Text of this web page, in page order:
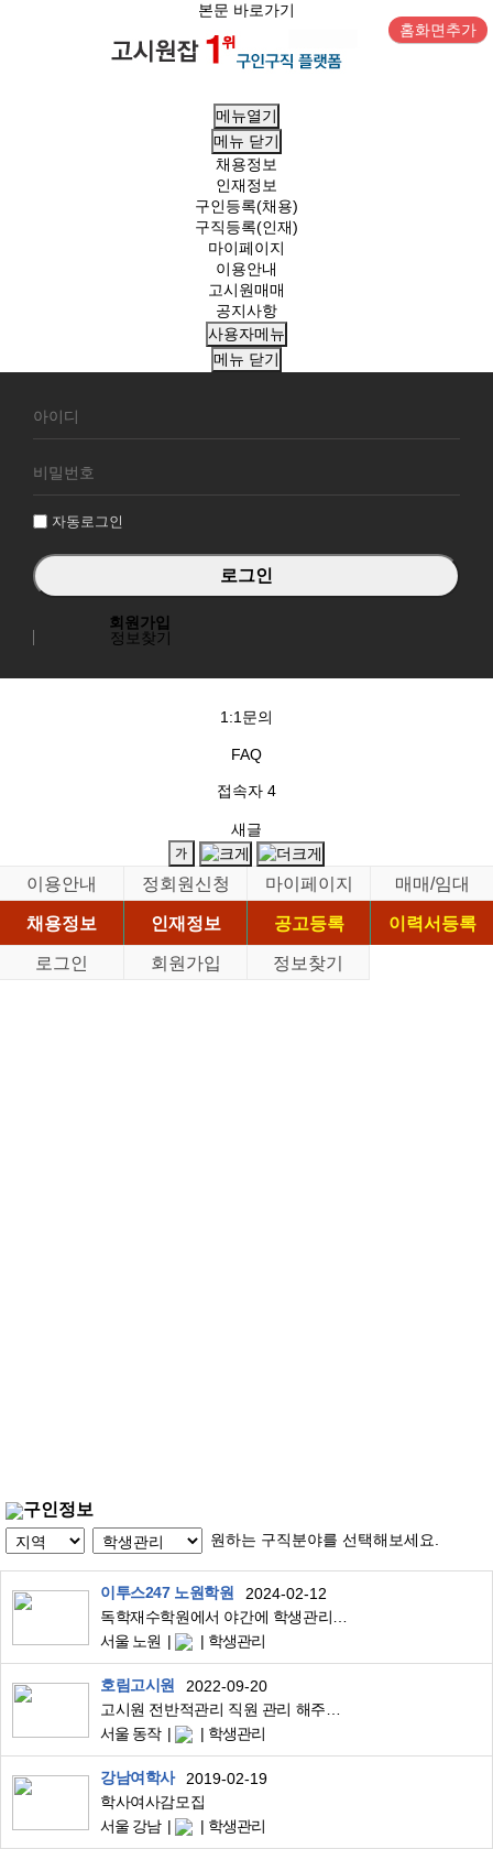
본문 바로가기
홈화면추가
메뉴열기
메뉴 닫기
채용정보
인재정보
구인등록(채용)
구직등록(인재)
마이페이지
이용안내
고시원매매
공지사항
사용자메뉴
메뉴 닫기
원
그
자동로그인
회원가입
정보찾기
1:1문의
FAQ
접속자 4
새글
이용안내 정회원신청 마이페이지
매매/임대
채용정보
인재정보 공고등록
이력서등록
로그인
회원가입 정보찾기
구인정보
원하는 구직분야를 선택해보세요.
이투스247 노원학원
2024-02-12
서울 노원
학생관리
호림고시원
2022-09-20
서울 동작
학생관리
강남여학사
2019-02-19
학사여사감모집
서울 강남
학생관리